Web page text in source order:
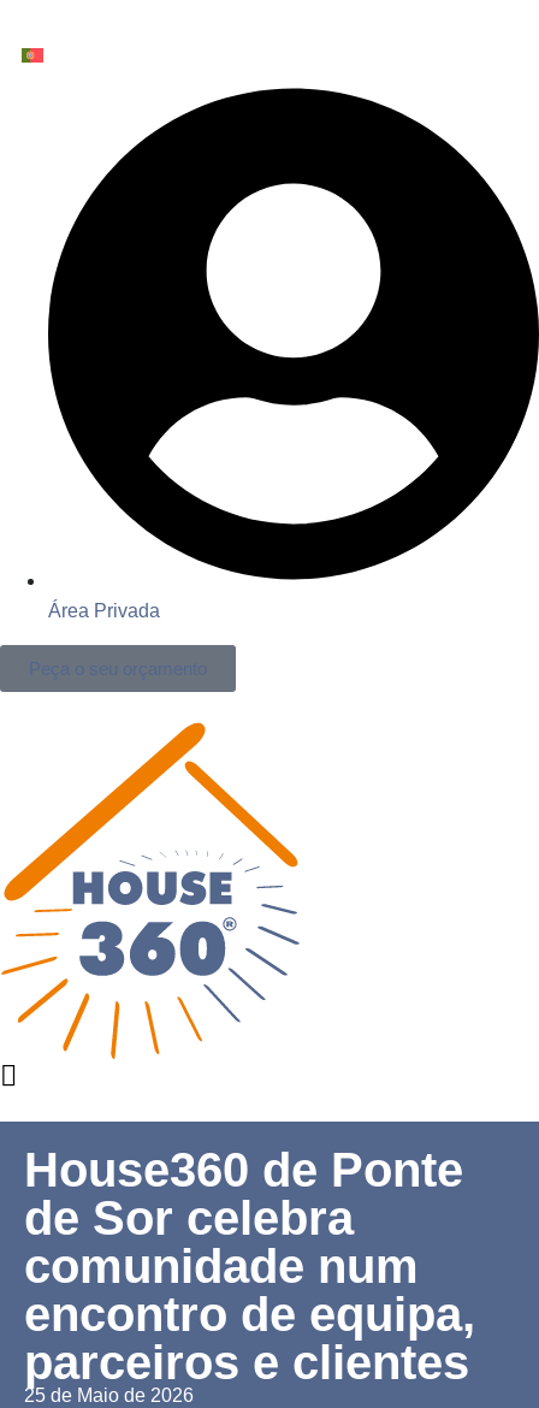
Área Privada
House360 de Ponte
de Sor celebra
comunidade num
encontro de equipa,
parceiros e clientes
25 de Maio de 2026